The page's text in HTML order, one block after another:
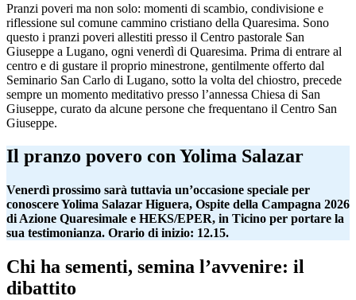
Pranzi poveri ma non solo: momenti di scambio, condivisione e
riflessione sul comune cammino cristiano della Quaresima. Sono
questo i pranzi poveri allestiti presso il Centro pastorale San
Giuseppe a Lugano, ogni venerdì di Quaresima. Prima di entrare al
centro e di gustare il proprio minestrone, gentilmente offerto dal
Seminario San Carlo di Lugano, sotto la volta del chiostro, precede
sempre un momento meditativo presso l’annessa Chiesa di San
Giuseppe, curato da alcune persone che frequentano il Centro San
Giuseppe.
Il pranzo povero con Yolima Salazar
Venerdì prossimo sarà tuttavia un’occasione speciale per
conoscere Yolima Salazar Higuera, Ospite della Campagna 2026
di Azione Quaresimale e HEKS/EPER, in Ticino per portare la
sua testimonianza. Orario di inizio: 12.15.
Chi ha sementi, semina l’avvenire: il
dibattito